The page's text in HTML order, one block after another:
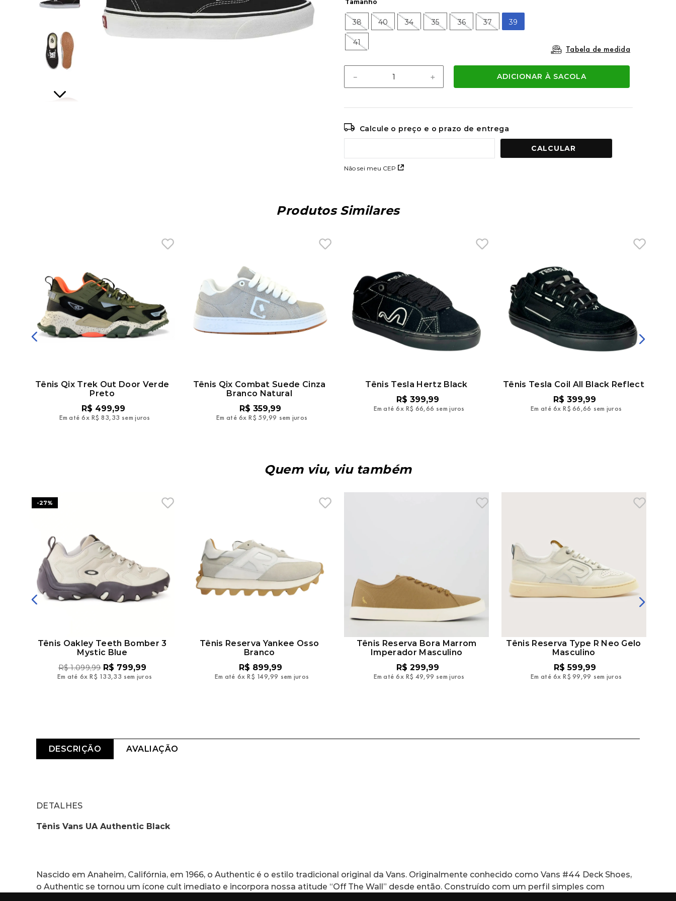
Tamanho
38 40 34 35 36 37 39
41
Tabela de medida
＋
－ ADICIONAR À SACOLA
Calcule o preço e o prazo de entrega
Não sei meu CEP
Produtos Similares
Tênis Qix Trek Out Door Verde
Preto
R$ 499,99
Em até 6x R$ 83,33 sem juros
Tênis Qix Combat Suede Cinza
Branco Natural
R$ 359,99
Em até 6x R$ 59,99 sem juros
Tênis Tesla Hertz Black
R$ 399,99
Em até 6x R$ 66,66 sem juros
Tênis Tesla Coil All Black Reflect
R$ 399,99
Em até 6x R$ 66,66 sem juros
Quem viu, viu também
-27%
Tênis Oakley Teeth Bomber 3
Mystic Blue
R$ 1.099,99 R$ 799,99
Em até 6x R$ 133,33 sem juros
Tênis Reserva Yankee Osso
Branco
R$ 899,99
Em até 6x R$ 149,99 sem juros
Tênis Reserva Bora Marrom
Imperador Masculino
R$ 299,99
Em até 6x R$ 49,99 sem juros
Tênis Reserva Type R Neo Gelo
Masculino
R$ 599,99
Em até 6x R$ 99,99 sem juros
DESCRIÇÃO AVALIAÇÃO
DETALHES
Tênis Vans UA Authentic Black
Nascido em Anaheim, Califórnia, em 1966, o Authentic é o estilo tradicional original da Vans. Originalmente conhecido como Vans #44 Deck Shoes,
o Authentic se tornou um ícone cult imediato e incorpora nossa atitude “Off The Wall” desde então. Construído com um perfil simples com